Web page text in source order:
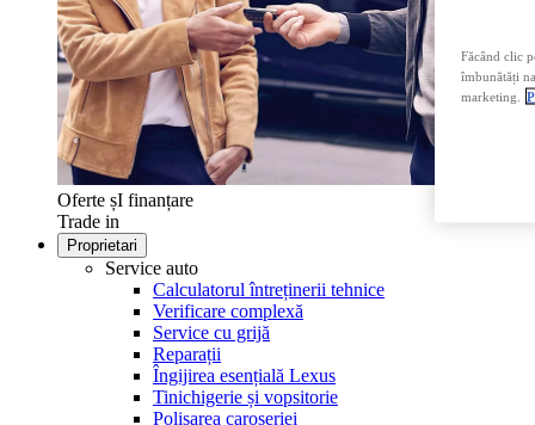
Oferte șI finanțare
Trade in
Proprietari
Service auto
Calculatorul întreținerii tehnice
Verificare complexă
Service cu grijă
Reparații
Îngijirea esențială Lexus
Tinichigerie și vopsitorie
Polisarea caroseriei
Făcând clic
îmbunătăți
marketing.